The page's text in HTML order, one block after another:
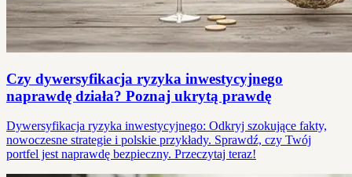
Czy dywersyfikacja ryzyka inwestycyjnego
naprawdę działa? Poznaj ukrytą prawdę
Dywersyfikacja ryzyka inwestycyjnego: Odkryj szokujące fakty,
nowoczesne strategie i polskie przykłady. Sprawdź, czy Twój
portfel jest naprawdę bezpieczny. Przeczytaj teraz!